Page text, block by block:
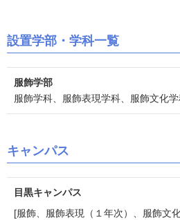
設置学部・学科一覧
服飾学部
服飾学科、服飾表現学科、服飾文化
キャンパス
目黒キャンパス
[服飾、服飾表現（１年次）、服飾文